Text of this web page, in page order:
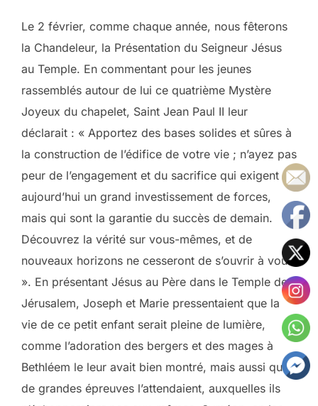
Le 2 février, comme chaque année, nous fêterons
la Chandeleur, la Présentation du Seigneur Jésus
au Temple. En commentant pour les jeunes
rassemblés autour de lui ce quatrième Mystère
Joyeux du chapelet, Saint Jean Paul II leur
déclarait : « Apportez des bases solides et sûres à
la construction de l’édifice de votre vie ; n’ayez pas
peur de l’engagement et du sacrifice qui exigent
aujourd’hui un grand investissement de forces,
mais qui sont la garantie du succès de demain.
Découvrez la vérité sur vous-mêmes, et de
nouveaux horizons ne cesseront de s’ouvrir à vous
». En présentant Jésus au Père dans le Temple de
Jérusalem, Joseph et Marie pressentaient que la
vie de ce petit enfant serait pleine de lumière,
comme l’adoration des bergers et des mages à
Bethléem le leur avait bien montré, mais aussi que
de grandes épreuves l’attendaient, auxquelles ils